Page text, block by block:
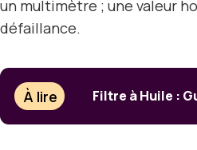
un multimètre ; une valeur
défaillance.
À lire Filtre à Huile :